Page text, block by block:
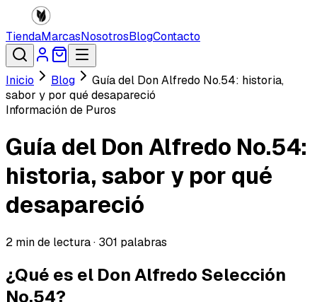
TiendaMarcasNosotrosBlogContacto
Inicio Blog
Guía del Don Alfredo No.54: historia,
sabor y por qué desapareció
Información de Puros
Guía del Don Alfredo No.54:
historia, sabor y por qué
desapareció
2 min de lectura · 301 palabras
¿Qué es el Don Alfredo Selección
No.54?